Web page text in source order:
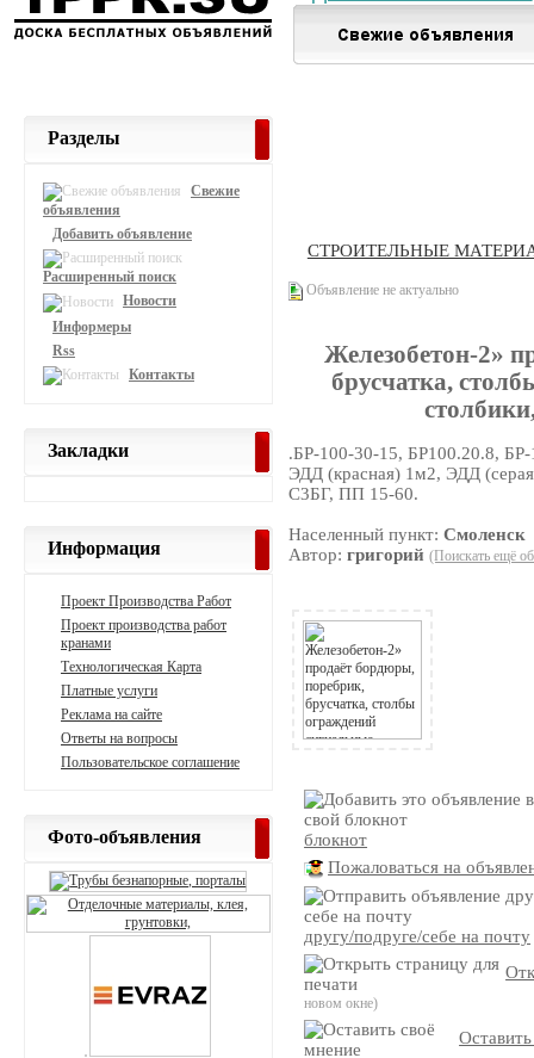
СТРОИТЕЛЬНЫЕ
Объявление не актуально
Железобетон-2»
брусчатка,
.БР-100-30-15, БР100.20.8,
ЭДД (красная) 1м2, ЭДД
С3БГ, ПП 15-60.
Населенный пункт:Смоленск
Автор:григорий (Поискать ещё
блокнот
Пожаловаться на
другу/подруге/себе на почту
новом окне)
Разделы
Свежие
объявления
Добавить объявление
Расширенный поиск
Новости
Информеры
Rss
Контакты
Закладки
Информация
Проект Производства Работ
Проект производства работ
кранами
Технологическая Карта
Платные услуги
Реклама на сайте
Ответы на вопросы
Пользовательское соглашение
Фото-объявления